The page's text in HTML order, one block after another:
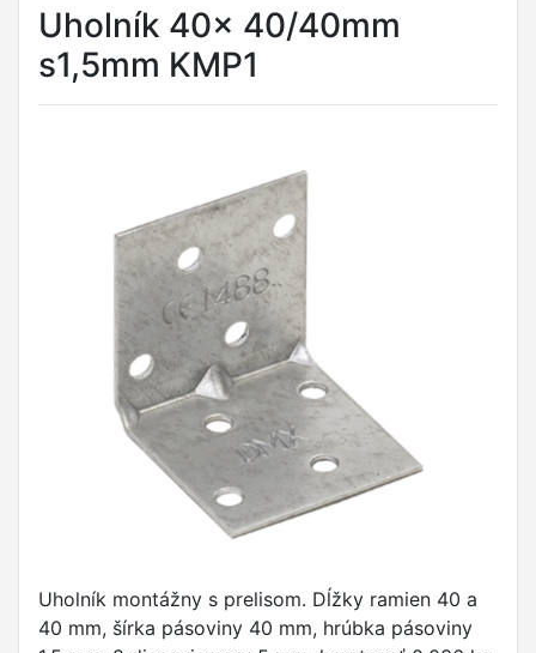
Uholník 40x 40/40mm
s1,5mm KMP1
Uholník montážny s prelisom. Dĺžky ramien 40 a
40 mm, šírka pásoviny 40 mm, hrúbka pásoviny